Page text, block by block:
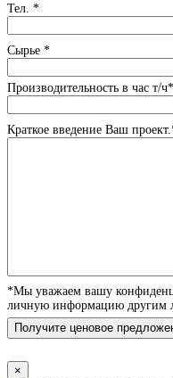
Тел. *
Сырье *
Производительность в час т/ч*
Краткое введение Ваш
*Мы уважаем вашу
личную информацию другим
×